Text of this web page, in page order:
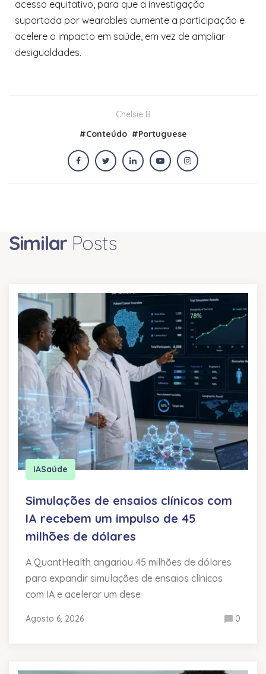
acesso equitativo, para que a investigação
suportada por wearables aumente a participação e
acelere o impacto em saúde, em vez de ampliar
desigualdades.
Chelsie B
#Conteúdo #Portuguese
Similar Posts
IASaúde
Simulações de ensaios clínicos com
IA recebem um impulso de 45
milhões de dólares
A QuantHealth angariou 45 milhões de dólares
para expandir simulações de ensaios clínicos
com IA e acelerar um dese
Agosto 6, 2026 0